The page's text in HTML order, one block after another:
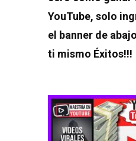
YouTube, solo
el banner de
ti mismo Éxitos!!!